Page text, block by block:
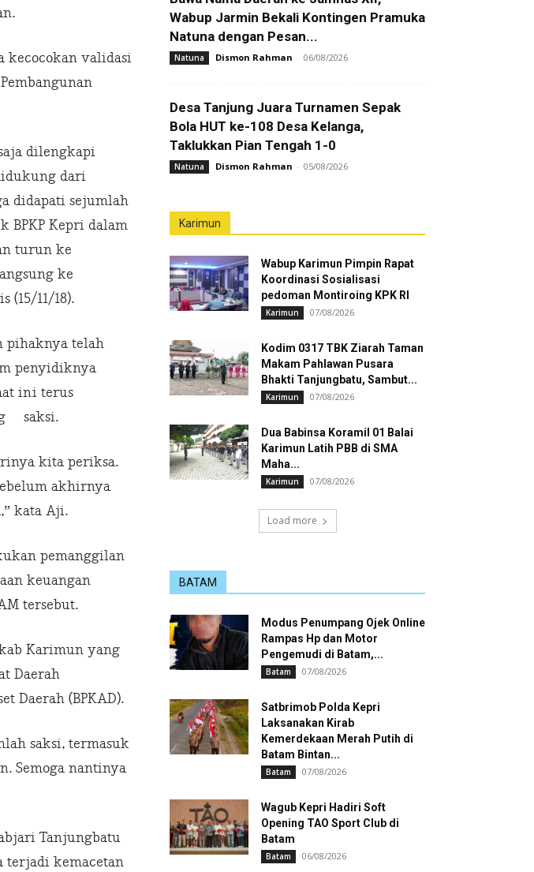
kecocokan validasi
dilengkapi
dari
didapati sejumlah
BPKP Kepri dalam
turun ke
ke
(15/11/18).
pihaknya telah
penyidiknya
ini terus
saksi.
kita periksa.
akhirnya
kata Aji.
pemanggilan
keuangan
tersebut.
Karimun yang
Daerah
Daerah (BPKAD).
saksi, termasuk
Semoga nantinya
Tanjungbatu
terjadi kemacetan
Wabup Jarmin Bekali Kontingen Pramuka
Natuna dengan Pesan...
Natuna Dismon Rahman - 06/08/2026
Desa Tanjung Juara Turnamen Sepak
Bola HUT ke-108 Desa Kelanga,
Taklukkan Pian Tengah 1-0
Natuna Dismon Rahman - 05/08/2026
Karimun
Wabup Karimun Pimpin Rapat
Koordinasi Sosialisasi
pedoman Montiroing KPK RI
Karimun 07/08/2026
Kodim 0317 TBK Ziarah Taman
Makam Pahlawan Pusara
Bhakti Tanjungbatu, Sambut...
Karimun 07/08/2026
Dua Babinsa Koramil 01 Balai
Karimun Latih PBB di SMA
Maha...
Karimun 07/08/2026
Load more
BATAM
Modus Penumpang Ojek Online
Rampas Hp dan Motor
Pengemudi di Batam,...
Batam 07/08/2026
Satbrimob Polda Kepri
Laksanakan Kirab
Kemerdekaan Merah Putih di
Batam Bintan...
Batam 07/08/2026
Wagub Kepri Hadiri Soft
Opening TAO Sport Club di
Batam
Batam 06/08/2026